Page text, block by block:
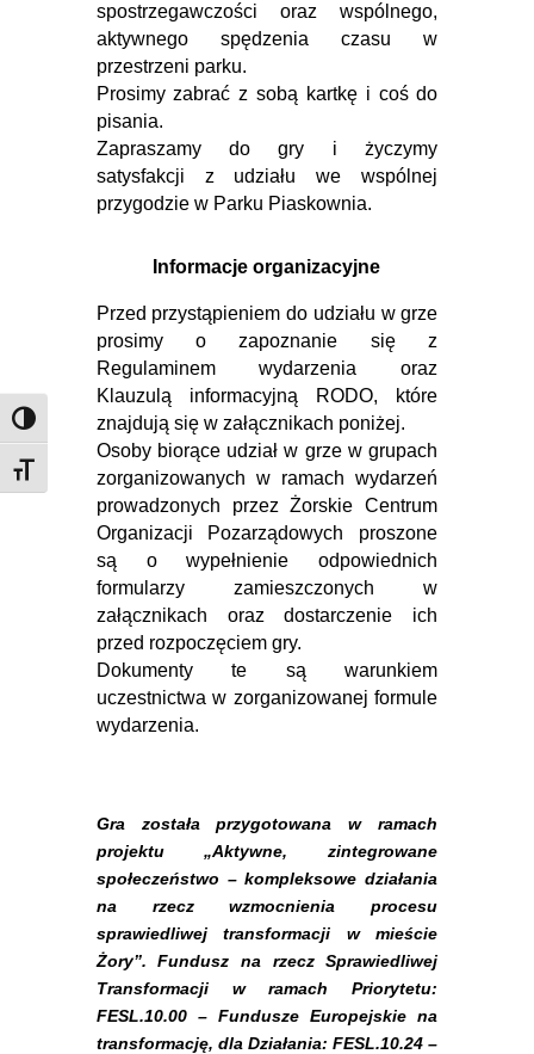
Zmień kontrast
Rozmiar czcionki
spostrzegawczości oraz wspólnego,
aktywnego spędzenia czasu w
przestrzeni parku.
Prosimy zabrać z sobą kartkę i coś do
pisania.
Zapraszamy do gry i życzymy
satysfakcji z udziału we wspólnej
przygodzie w Parku Piaskownia.
Informacje organizacyjne
Przed przystąpieniem do udziału w grze
prosimy o zapoznanie się z
Regulaminem wydarzenia oraz
Klauzulą informacyjną RODO, które
znajdują się w załącznikach poniżej.
Osoby biorące udział w grze w grupach
zorganizowanych w ramach wydarzeń
prowadzonych przez Żorskie Centrum
Organizacji Pozarządowych proszone
są o wypełnienie odpowiednich
formularzy zamieszczonych w
załącznikach oraz dostarczenie ich
przed rozpoczęciem gry.
Dokumenty te są warunkiem
uczestnictwa w zorganizowanej formule
wydarzenia.
Gra została przygotowana w ramach
projektu „Aktywne, zintegrowane
społeczeństwo – kompleksowe działania
na rzecz wzmocnienia procesu
sprawiedliwej transformacji w mieście
Żory”. Fundusz na rzecz Sprawiedliwej
Transformacji w ramach Priorytetu:
FESL.10.00 – Fundusze Europejskie na
transformację, dla Działania: FESL.10.24 –